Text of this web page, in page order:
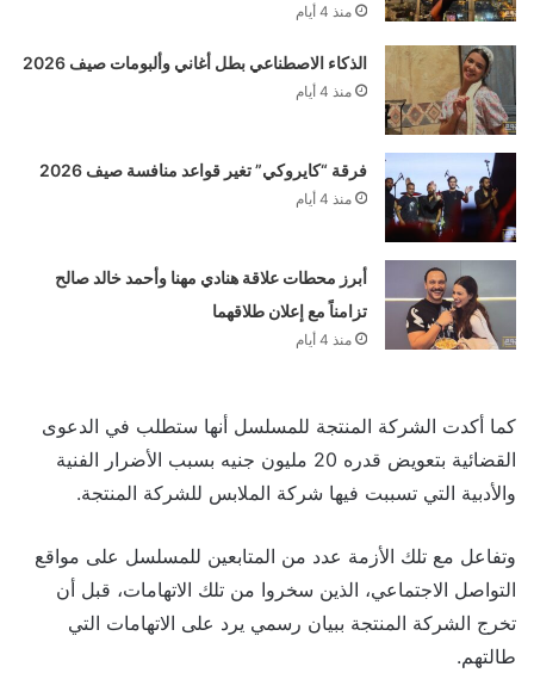
منذ 4 أيام
الذكاء الاصطناعي بطل أغاني وألبومات صيف 2026
منذ 4 أيام
فرقة “كايروكي” تغير قواعد منافسة صيف 2026
منذ 4 أيام
أبرز محطات علاقة هنادي مهنا وأحمد خالد صالح
تزامناً مع إعلان طلاقهما
منذ 4 أيام
كما أكدت الشركة المنتجة للمسلسل أنها ستطلب في الدعوى
القضائية بتعويض قدره 20 مليون جنيه بسبب الأضرار الفنية
والأدبية التي تسببت فيها شركة الملابس للشركة المنتجة.
وتفاعل مع تلك الأزمة عدد من المتابعين للمسلسل على مواقع
التواصل الاجتماعي، الذين سخروا من تلك الاتهامات، قبل أن
تخرج الشركة المنتجة ببيان رسمي يرد على الاتهامات التي
طالتهم.